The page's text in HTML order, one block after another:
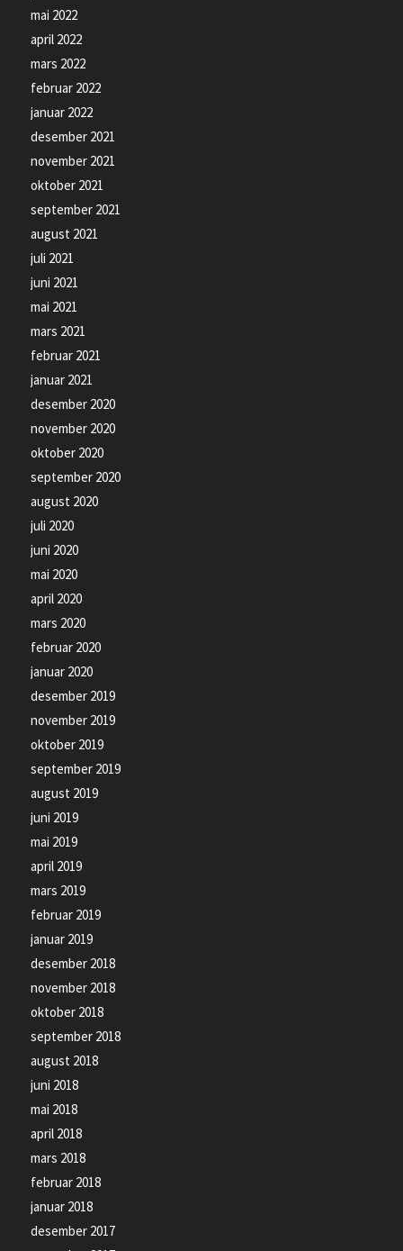
mai 2022
april 2022
mars 2022
februar 2022
januar 2022
desember 2021
november 2021
oktober 2021
september 2021
august 2021
juli 2021
juni 2021
mai 2021
mars 2021
februar 2021
januar 2021
desember 2020
november 2020
oktober 2020
september 2020
august 2020
juli 2020
juni 2020
mai 2020
april 2020
mars 2020
februar 2020
januar 2020
desember 2019
november 2019
oktober 2019
september 2019
august 2019
juni 2019
mai 2019
april 2019
mars 2019
februar 2019
januar 2019
desember 2018
november 2018
oktober 2018
september 2018
august 2018
juni 2018
mai 2018
april 2018
mars 2018
februar 2018
januar 2018
desember 2017